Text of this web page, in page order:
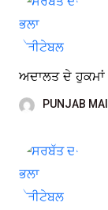
ਅਦਾਲਤ ਦੇ
PUNJAB